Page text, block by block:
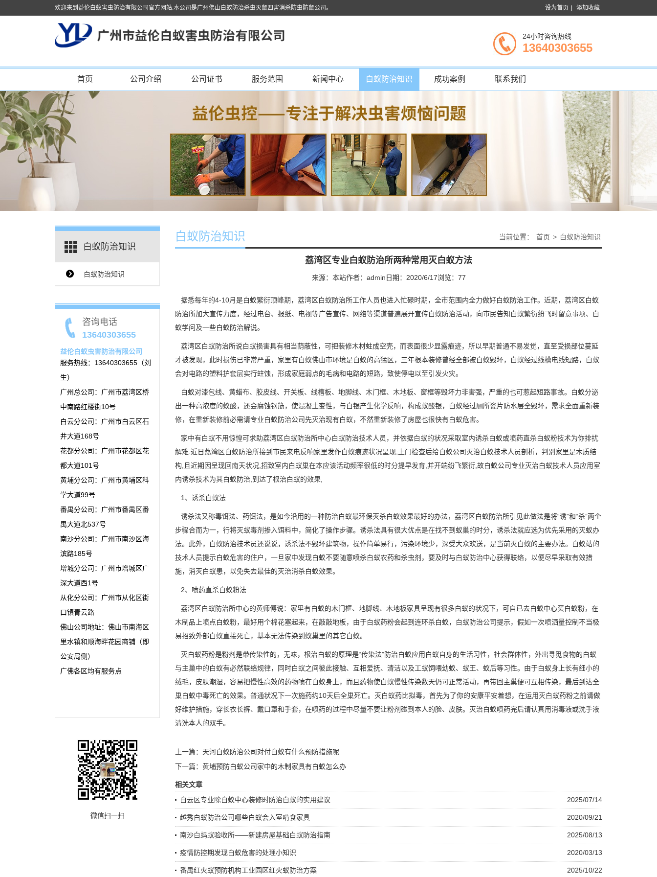
欢迎来到益伦白蚁害虫防治有限公司官方网站.本公司是广州佛山白蚁防治杀虫灭鼠四害消杀防虫防鼠公司。 设为首页 添加收藏
24小时咨询热线
13640303655
首页 公司介绍 公司证书 服务范围 新闻中心 白蚁防治知识 成功案例 联系我们
白蚁防治知识
{$ClassName_en}
白蚁防治知识
咨询电话
13640303655
益伦白蚁虫害防治有限公司
服务热线：13640303655（刘
生）
广州总公司：广州市荔湾区桥
中南路红楼街10号
白云分公司：广州市白云区石
井大道168号
花都分公司：广州市花都区花
都大道101号
黄埔分公司：广州市黄埔区科
学大道99号
番禺分公司：广州市番禺区番
禺大道北537号
南沙分公司：广州市南沙区海
滨路185号
增城分公司：广州市增城区广
深大道西1号
从化分公司：广州市从化区街
口镇青云路
佛山公司地址：佛山市南海区
里水镇和顺海畔花园商铺（即
公安局侧）
广佛各区均有服务点
微信扫一扫
白蚁防治知识 当前位置： 首页 > 白蚁防治知识
荔湾区专业白蚁防治所两种常用灭白蚁方法
来源：本站作者：admin 日期：2020/6/17浏览： 77
据悉每年的4-10月是白蚁繁衍顶峰期，荔湾区白蚁防治所工作人员也进入忙碌时期，全市范围内全力做好白蚁防治工作。近期，荔湾区白蚁
防治所加大宣传力度，经过电台、报纸、电视等广告宣传、网络等渠道普遍展开宣传白蚁防治活动，向市民告知白蚁繁衍纷飞时留意事项、白
蚁学问及一些白蚁防治解说。
荔湾区白蚁防治所说白蚁损害具有相当荫蔽性，可把装修木材蛀成空壳，而表面很少显露痕迹，所以早期普通不易发觉，直至受损部位蔓延
才被发现，此时损伤已非常严重，家里有白蚁佛山市环境是白蚁的高猛区，三年根本装修曾经全部被白蚁毁坏，白蚁经过线槽电线短路，白蚁
会对电路的塑料护套层实行蛀蚀，形成家庭弱点的毛病和电路的短路，致使停电以至引发火灾。
白蚁对漆包线、黄蜡布、胶皮线、开关板、线槽板、地脚线、木门框、木地板、窗框等毁坏力非害强，严重的也可惹起短路事故。白蚁分泌
出一种高浓度的蚁酸，还会腐蚀钢筋，使混凝土变性，与白银产生化学反响，构成蚁酸银，白蚁经过厕所瓷片防水层全毁坏，需求全面重新装
修，在重新装修前必需请专业白蚁防治公司先灭治现有白蚁，不然重新装修了房屋也很快有白蚁危害。
家中有白蚁不用惊惶可求助荔湾区白蚁防治所中心白蚁防治技术人员，并依据白蚁的状况采取室内诱杀白蚁或喷药直杀白蚁粉技术为你排扰
解难.近日荔湾区白蚁防治所接到市民来电反响家里发作白蚁痕迹状况呈现,上门检查后给白蚁公司灭治白蚁技术人员剖析，判别家里是木质结
构,且近期因呈现回南天状况,招致室内白蚁巢在本应该活动频率很低的时分提早发育,并开端纷飞繁衍,故白蚁公司专业灭治白蚁技术人员应用室
内诱杀技术为其白蚁防治,到达了根治白蚁的效果,
1、诱杀白蚁法
诱杀法又称毒饵法、药饵法，是如今沿用的一种防治白蚁最环保灭杀白蚁效果最好的办法，荔湾区白蚁防治所引见此做法是将“诱”和“杀”两个
步骤合而为一，行将灭蚁毒剂掺入饵料中，简化了操作步骤。诱杀法具有很大优点是在找不到蚁巢的时分，诱杀法就应选为优先采用的灭蚁办
法。此外，白蚁防治技术员还说说，诱杀法不毁坏建筑物，操作简单易行，污染环境少，深受大众欢送，是当前灭白蚁的主要办法。白蚁站的
技术人员提示白蚁危害的住户，一旦家中发现白蚁不要随意喷杀白蚁农药和杀虫剂，要及时与白蚁防治中心获得联络，以便尽早采取有效措
施，消灭白蚁患，以免失去最佳的灭治消杀白蚁效果。
2、喷药直杀白蚁粉法
荔湾区白蚁防治所中心的黄师傅说：家里有白蚁的木门框、地脚线、木地板家具呈现有很多白蚁的状况下，可自已去白蚁中心买白蚁粉，在
木制品上喷点白蚁粉，最好用个棉花塞起来，在敲敲地板，由于白蚁药粉会起到连环杀白蚁，白蚁防治公司提示，假如一次喷洒量控制不当极
易招致外部白蚁直接死亡，基本无法传染到蚁巢里的其它白蚁。
灭白蚁药粉是粉剂是带传染性的，无味，根治白蚁的原理是“传染法”防治白蚁应用白蚁自身的生活习性，社会群体性，外出寻觅食物的白蚁
与主巢中的白蚁有必然联络规律，同时白蚁之间彼此接触、互相爱抚、清洁以及工蚁饲喂幼蚁、蚁王、蚁后等习性。由于白蚁身上长有细小的
绒毛，皮肤潮湿，容易把慢性高效的药物喷在白蚁身上，而且药物使白蚁慢性传染数天仍可正常活动，再带回主巢便可互相传染，最后到达全
巢白蚁中毒死亡的效果。普通状况下一次施药约10天后全巢死亡。灭白蚁药比拟毒，首先为了你的安康平安着想，在运用灭白蚁药粉之前请做
好维护措施，穿长衣长裤、戴口罩和手套，在喷药的过程中尽量不要让粉剂碰到本人的脸、皮肤。灭治白蚁喷药完后请认真用消毒液或洗手液
清洗本人的双手。
上一篇： 天河白蚁防治公司对付白蚁有什么预防措施呢
下一篇：黄埔预防白蚁公司家中的木制家具有白蚁怎么办
相关文章
2025/07/14
白云区专业除白蚁中心装修时防治白蚁的实用建议
2020/09/21
越秀白蚁防治公司哪些白蚁会入室啃食家具
2025/08/13
南沙白蚂蚁验收所——新建房屋基础白蚁防治指南
2020/03/13
疫情防控期发现白蚁危害的处理小知识
2025/10/22
番禺红火蚁预防机构工业园区红火蚁防治方案